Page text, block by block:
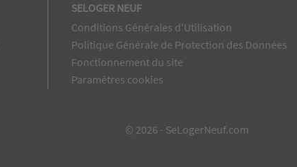
SELOGER NEUF
Conditions Générales d'Utilisation
Politique Générale de Protection des Données
Fonctionnement du site
Paramètres cookies
© 2026 - SeLogerNeuf.com